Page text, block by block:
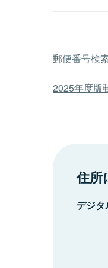
郵便番号検
2025年度版
住所
デジ